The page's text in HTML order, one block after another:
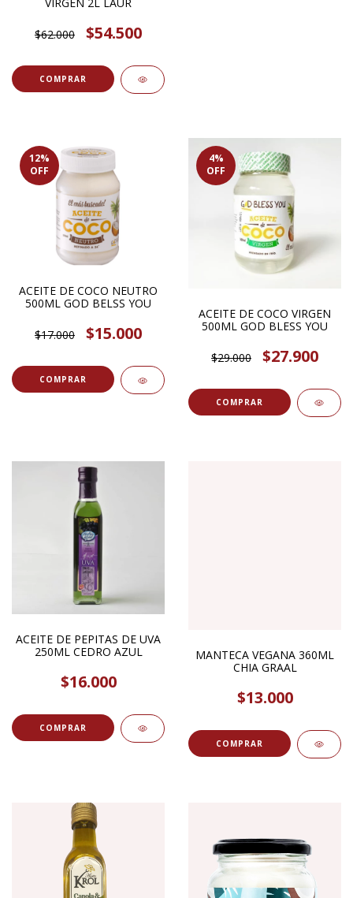
$62.000 $54.500
12%
OFF
ACEITE DE COCO NEUTRO
500ML GOD BELSS YOU
$17.000 $15.000
4%
OFF
ACEITE DE COCO VIRGEN
500ML GOD BLESS YOU
$29.000 $27.900
ACEITE DE PEPITAS DE UVA
250ML CEDRO AZUL
$16.000
MANTECA VEGANA 360ML
CHIA GRAAL
$13.000